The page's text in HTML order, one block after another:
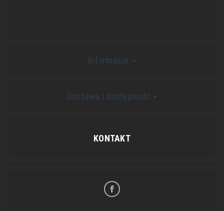
Informacje
Dostawa i dostępność
KONTAKT